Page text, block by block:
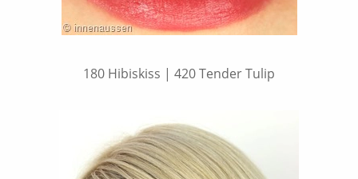
180 Hibiskiss | 420 Tender Tulip